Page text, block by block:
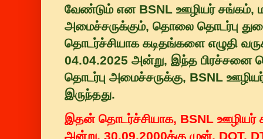
வேண்டும் என BSNL ஊழியர் சங்கம்,
அமைச்சருக்கும், தொலை தொடர்பு
தொடர்ச்சியாக கடிதங்களை எழுதி
04.04.2025 அன்று, இந்த
தொடர்பு அமைச்சருக்கு, BSNL
இருந்தது.
இதன் தொடர்ச்சியாக, BSNL ஊழியர்
அன்று, 30.09.2000க்கு முன், DOT,